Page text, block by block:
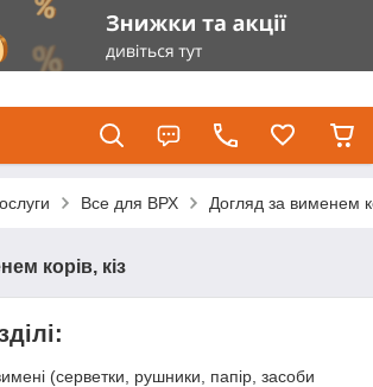
Все для ВРХ Догляд за вименем
корів, кіз
(серветки, рушники, папір, засоби